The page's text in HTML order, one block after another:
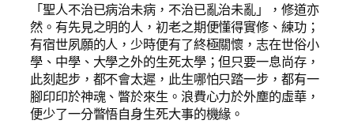
「聖人不治已病治未病，不治已亂治未亂」，修道亦
然。有先見之明的人，初老之期便懂得實修、練功；
有宿世夙願的人，少時便有了終極關懷，志在世俗小
學、中學、大學之外的生死太學；但只要一息尚存，
此刻起步，都不會太遲，此生哪怕只踏一步，都有一
腳印印於神魂、瞥於來生。浪費心力於外塵的虛華，
便少了一分瞥悟自身生死大事的機緣。